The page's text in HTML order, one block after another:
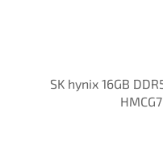
SK hynix 16GB